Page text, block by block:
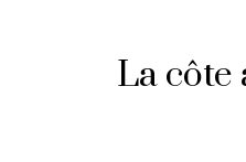
La